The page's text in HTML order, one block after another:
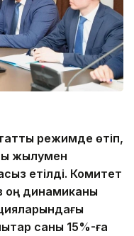
режимде өтіп,
жылумен
етілді. Комитет
оң динамиканы
саны 15%-ға